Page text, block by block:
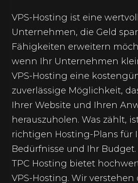
VPS-Hosting ist eine
Unternehmen, die Geld
Fähigkeiten erweitern
wenn Ihr Unternehmen
VPS-Hosting eine
zuverlässige Möglichkeit,
Ihrer Website und Ihren
herauszuholen. Was zählt,
richtigen Hosting-Plans für
Bedürfnisse und Ihr Budget.
TPC Hosting bietet
VPS-Hosting. Wir verstehen